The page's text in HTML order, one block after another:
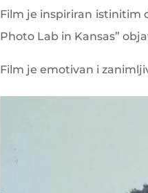
Film je inspiriran istinitim
Photo Lab in Kansas”
Film je emotivan i